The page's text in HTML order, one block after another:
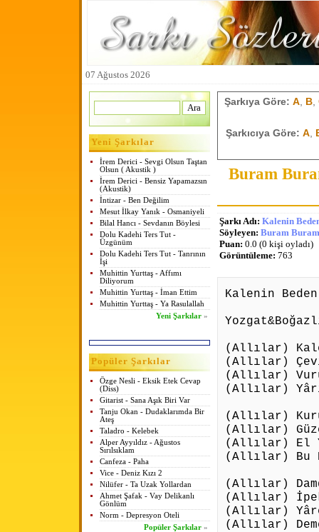
07 Ağustos 2026
Yeni Şarkılar
İrem Derici - Sevgi Olsun Taştan
Olsun ( Akustik )
İrem Derici - Bensiz Yapamazsın
(Akustik)
İntizar - Ben Değilim
Mesut İlkay Yanık - Osmaniyeli
Bilal Hancı - Sevdanın Böylesi
Dolu Kadehi Ters Tut -
Üzgünüm
Dolu Kadehi Ters Tut - Tanrının
İşi
Muhittin Yurttaş - Affımı
Diliyorum
Muhittin Yurttaş - İman Ettim
Muhittin Yurttaş - Ya Rasulallah
Yeni Şarkılar »
Popüler Şarkılar
Özge Nesli - Eksik Etek Cevap
(Diss)
Gitarist - Sana Aşık Biri Var
Tanju Okan - Dudaklarımda Bir
Ateş
Taladro - Kelebek
Alper Ayyıldız - Ağustos
Sırılsıklam
Canfeza - Paha
Vice - Deniz Kızı 2
Nilüfer - Ta Uzak Yollardan
Ahmet Şafak - Vay Delikanlı
Gönlüm
Norm - Depresyon Oteli
Popüler Şarkılar »
Şarkıya Göre: A, B,
Şarkıcıya Göre: A,
Buram
Şarkı Adı: Kalenin
Söyleyen: Buram
Puan: 0.0 (0 kişi oyladı)
Görüntüleme: 763
Kalenin
(Allılar)
(Allılar)
(Allılar)
(Allılar)
(Allılar)
(Allılar)
(Allılar) El
(Allılar) Bu
(Allılar)
(Allılar)
(Allılar)
(Allılar)